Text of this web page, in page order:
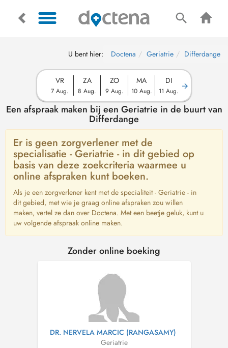
U bent hier: Doctena Geriatrie Differdange
VR
7 Aug.
ZA
8 Aug.
ZO
9 Aug.
MA
10 Aug.
DI
11 Aug.
Een afspraak maken bij een Geriatrie in de buurt van
Differdange
Er is geen zorgverlener met de
specialisatie - Geriatrie - in dit gebied op
basis van deze zoekcriteria waarmee u
online afspraken kunt boeken.
Als je een zorgverlener kent met de specialiteit - Geriatrie - in
dit gebied, met wie je graag online afspraken zou willen
maken, vertel ze dan over Doctena. Met een beetje geluk, kunt u
uw volgende afspraak online maken.
Zonder online boeking
DR. NERVELA MARCIC (RANGASAMY)
Geriatrie